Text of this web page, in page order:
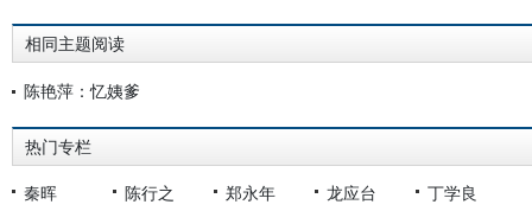
相同主题阅读
陈艳萍：忆姨爹
热门专栏
秦晖 陈行之 郑永年 龙应台
丁学良